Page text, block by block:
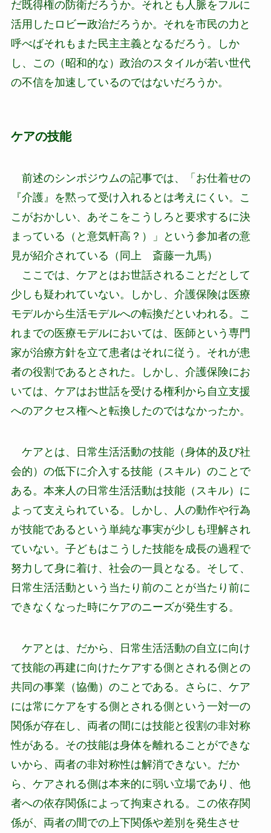
だ既得権の防衛だろうか。それとも人脈をフルに
活用したロビー政治だろうか。それを市民の力と
呼べばそれもまた民主主義となるだろう。しか
し、この（昭和的な）政治のスタイルが若い世代
の不信を加速しているのではないだろうか。
ケアの技能
前述のシンポジウムの記事では、「お仕着せの
『介護』を黙って受け入れるとは考えにくい。こ
こがおかしい、あそこをこうしろと要求するに決
まっている（と意気軒高？）」という参加者の意
見が紹介されている（同上 斎藤一九馬）
ここでは、ケアとはお世話されることだとして
少しも疑われていない。しかし、介護保険は医療
モデルから生活モデルへの転換だといわれる。こ
れまでの医療モデルにおいては、医師という専門
家が治療方針を立て患者はそれに従う。それが患
者の役割であるとされた。しかし、介護保険にお
いては、ケアはお世話を受ける権利から自立支援
へのアクセス権へと転換したのではなかったか。
ケアとは、日常生活活動の技能（身体的及び社
会的）の低下に介入する技能（スキル）のことで
ある。本来人の日常生活活動は技能（スキル）に
よって支えられている。しかし、人の動作や行為
が技能であるという単純な事実が少しも理解され
ていない。子どもはこうした技能を成長の過程で
努力して身に着け、社会の一員となる。そして、
日常生活活動という当たり前のことが当たり前に
できなくなった時にケアのニーズが発生する。
ケアとは、だから、日常生活活動の自立に向け
て技能の再建に向けたケアする側とされる側との
共同の事業（協働）のことである。さらに、ケア
には常にケアをする側とされる側という一対一の
関係が存在し、両者の間には技能と役割の非対称
性がある。その技能は身体を離れることができな
いから、両者の非対称性は解消できない。だか
ら、ケアされる側は本来的に弱い立場であり、他
者への依存関係によって拘束される。この依存関
係が、両者の間での上下関係や差別を発生させ